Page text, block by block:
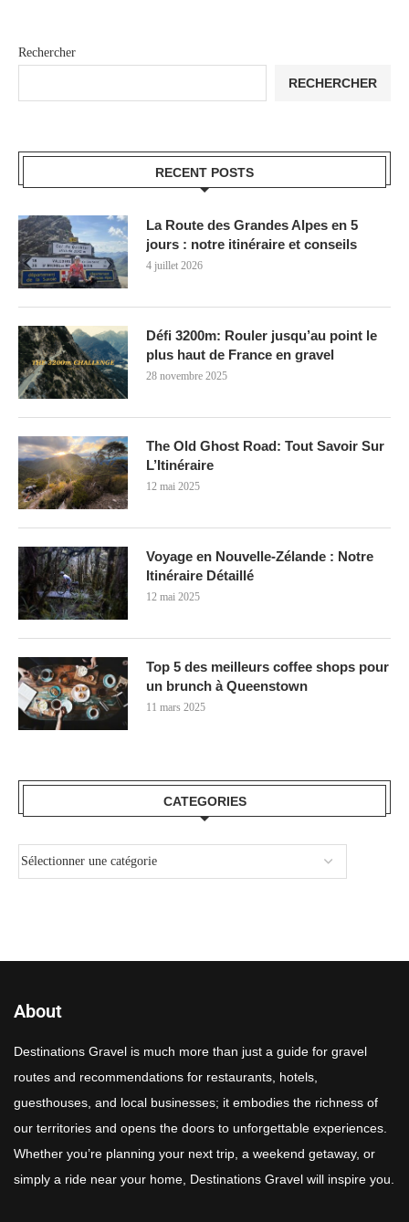
Rechercher
RECHERCHER
RECENT POSTS
La Route des Grandes Alpes en 5
jours : notre itinéraire et conseils
4 juillet 2026
Défi 3200m: Rouler jusqu’au point le
plus haut de France en gravel
28 novembre 2025
The Old Ghost Road: Tout Savoir Sur
L’Itinéraire
12 mai 2025
Voyage en Nouvelle-Zélande : Notre
Itinéraire Détaillé
12 mai 2025
Top 5 des meilleurs coffee shops pour
un brunch à Queenstown
11 mars 2025
CATEGORIES
About
Destinations Gravel is much more than just a guide for gravel
routes and recommendations for restaurants, hotels,
guesthouses, and local businesses; it embodies the richness of
our territories and opens the doors to unforgettable experiences.
Whether you’re planning your next trip, a weekend getaway, or
simply a ride near your home, Destinations Gravel will inspire you.